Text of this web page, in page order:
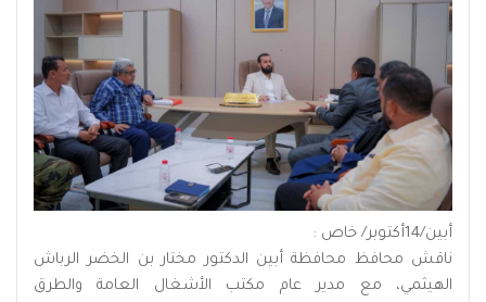
أبين/14أكتوبر/ خاص :
ناقش محافظ محافظة أبين الدكتور مختار بن الخضر الرباش
الهيثمي، مع مدير عام مكتب الأشغال العامة والطرق